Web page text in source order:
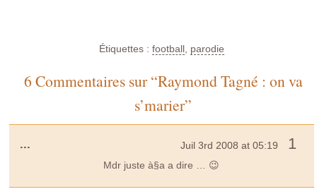
Étiquettes : football, parodie
6 Commentaires sur “Raymond Tagné : on va
s’marier”
... Juil 3rd 2008 at 05:19 1
Mdr juste à§a a dire … 😉